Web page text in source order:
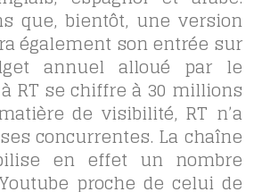
que, bientôt, une version
également son entrée sur
annuel alloué par le
RT se chiffre à 30 millions
de visibilité, RT n’a
concurrentes. La chaîne
en effet un nombre
proche de celui de